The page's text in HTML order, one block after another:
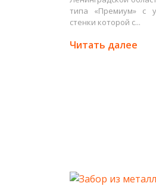
типа «Премиум» с
стенки которой с...
Читать далее